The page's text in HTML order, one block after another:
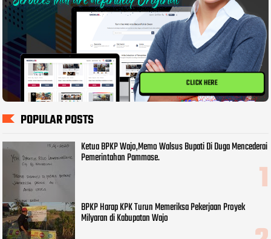
CLICK HERE
POPULAR POSTS
Ketua BPKP Wajo,Memo Walsus Bupati Di Duga Mencederai
Pemerintahan Pammase.
BPKP Harap KPK Turun Memeriksa Pekerjaan Proyek
Milyaran di Kabupatan Wajo